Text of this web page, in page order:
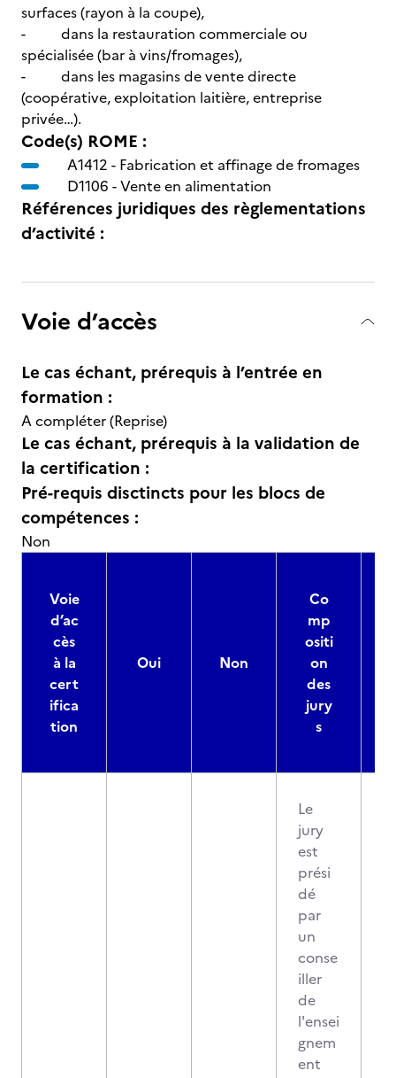
surfaces (rayon à la coupe),
- dans la restauration commerciale ou
spécialisée (bar à vins/fromages),
- dans les magasins de vente directe
(coopérative, exploitation laitière, entreprise
privée…).
Code(s) ROME :
A1412 - Fabrication et affinage de fromages
D1106 -Vente en alimentation
Références juridiques des règlementations
d’activité :
Voie d’accès
Le cas échant, prérequis à l’entrée en
formation :
A compléter (Reprise)
Le cas échant, prérequis à la validation de
la certification :
Pré-requis disctincts pour les blocs de
compétences :
Non
Voie
d’ac
cès
à la
cert
ifica
tion
Oui Non
Co
mp
ositi
on
des
jury
s
Le
jury
est
prési
dé
par
un
conse
iller
de
l'ensei
gnem
ent